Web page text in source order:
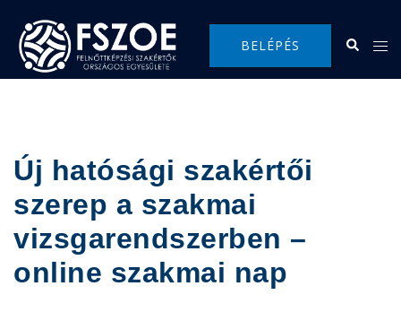
content
BELÉPÉS Search
Új hatósági szakértői
szerep a szakmai
vizsgarendszerben –
online szakmai nap